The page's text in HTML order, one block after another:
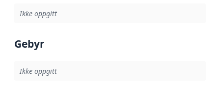
Ikke oppgitt
Gebyr
Ikke oppgitt